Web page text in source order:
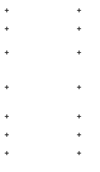
+ +
+
+
+ +
+ +
+ +
+
+
+ +